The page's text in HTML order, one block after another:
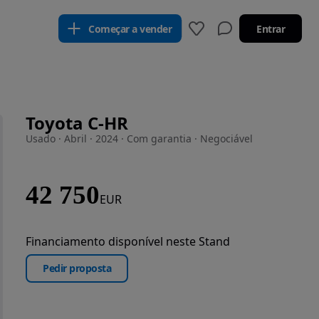
Começar a vender Entrar
Toyota C-HR
Usado · Abril · 2024 · Com garantia · Negociável
42 750EUR
Financiamento disponível neste Stand
Pedir proposta